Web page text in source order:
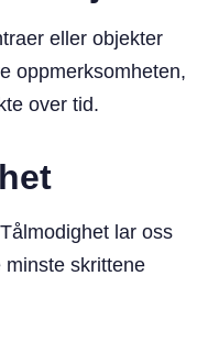
eller objekter
oppmerksomheten,
over tid.
lar oss
skrittene